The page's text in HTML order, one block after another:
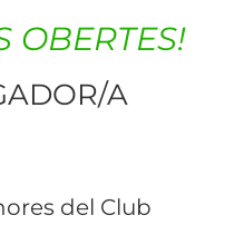
OBERTES!
A
del Club